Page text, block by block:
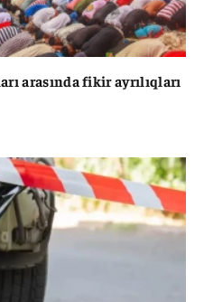
arasında fikir ayrılıqları